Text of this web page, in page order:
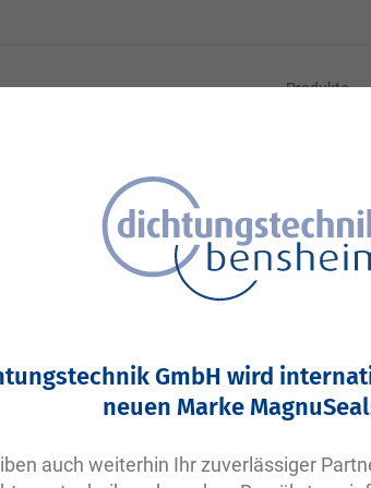
Produkte
2-0217 N0674-70 NBR schwarz |
VP406 | Parker O-Ring NBR |
Keine Angabe
Artikelnummer 10305
Bitte einloggen
GmbH wird
neuen Marke
auch weiterhin Ihr zuverlässiger